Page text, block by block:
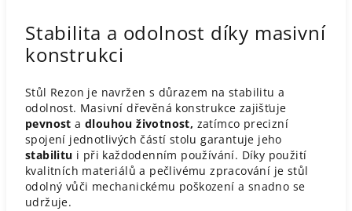
Stabilita a odolnost díky masivní
konstrukci
Stůl Rezon je navržen s důrazem na stabilitu a
odolnost. Masivní dřevěná konstrukce zajišťuje
pevnostadlouhou životnost, zatímco precizní
spojení jednotlivých částí stolu garantuje jeho
stabilitu i při každodenním používání. Díky použití
kvalitních materiálů a pečlivému zpracování je stůl
odolný vůči mechanickému poškození a snadno se
udržuje.​